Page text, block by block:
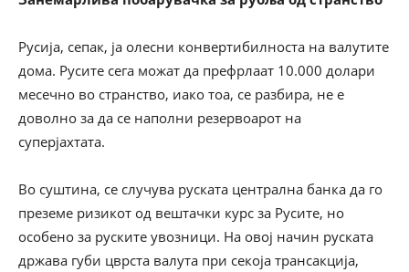
Русија, сепак, ја олесни конвертибилноста на валутите
дома. Русите сега можат да префрлаат 10.000 долари
месечно во странство, иако тоа, се разбира, не е
доволно за да се наполни резервоарот на
суперјахтата.
Во суштина, се случува руската централна банка да го
преземе ризикот од вештачки курс за Русите, но
особено за руските увозници. На овој начин руската
држава губи цврста валута при секоја трансакција,